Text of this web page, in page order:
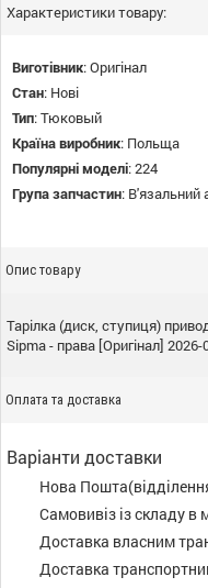
Характеристики товару:
Виготівник:Оригінал
Стан: Нові
Тип:Тюковый
Країна виробник: Польща
Популярні моделі:224
Група запчастин: В'язальний
Опис товару
Тарілка (диск, ступиця)
Sipma - права [Оригінал] 2026-
Оплата та доставка
Варіанти доставки
Нова
Самовивіз із складу
Доставка власним
Доставка